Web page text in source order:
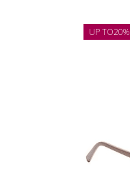
UP TO20%